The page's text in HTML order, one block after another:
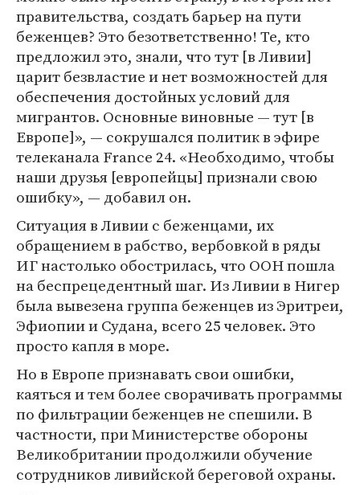
правительства, создать барьер на пути
беженцев? Это безответственно! Те, кто
предложил это, знали, что тут [в Ливии]
царит безвластие и нет возможностей для
обеспечения достойных условий для
мигрантов. Основные виновные — тут [в
Европе]», — сокрушался политик в эфире
телеканала France 24. «Необходимо, чтобы
наши друзья [европейцы] признали свою
ошибку», — добавил он.
Ситуация в Ливии с беженцами, их
обращением в рабство, вербовкой в ряды
ИГ настолько обострилась, что ООН пошла
на беспрецедентный шаг. Из Ливии в Нигер
была вывезена группа беженцев из Эритреи,
Эфиопии и Судана, всего 25 человек. Это
просто капля в море.
Но в Европе признавать свои ошибки,
каяться и тем более сворачивать программы
по фильтрации беженцев не спешили. В
частности, при Министерстве обороны
Великобритании продолжили обучение
сотрудников ливийской береговой охраны.